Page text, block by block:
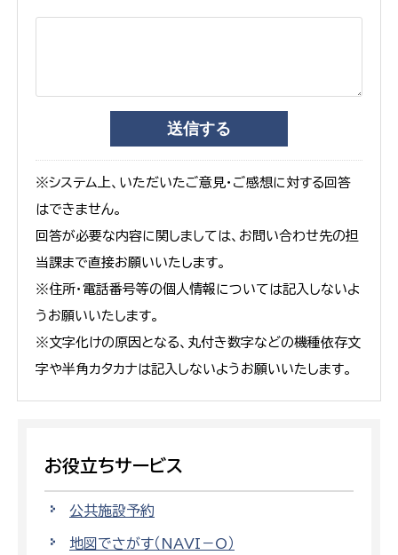
※システム上、いただいたご意見・ご感想に対する回答
はできません。
回答が必要な内容に関しましては、お問い合わせ先の担
当課まで直接お願いいたします。
※住所・電話番号等の個人情報については記入しないよ
うお願いいたします。
※文字化けの原因となる、丸付き数字などの機種依存文
字や半角カタカナは記入しないようお願いいたします。
お役立ちサービス
公共施設予約
地図でさがす（NAVI－O）